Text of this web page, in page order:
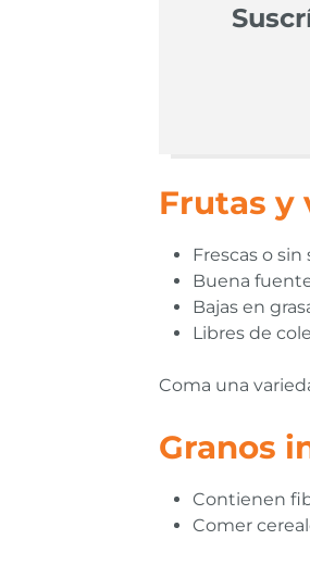
Frutas y
Frescas o sin
Buena
Bajas en
Libres de
Coma una
Granos
Contienen
Comer